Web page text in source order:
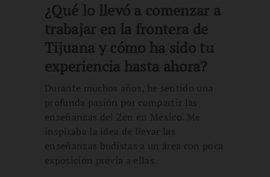
¿Qué lo llevó a comenzar a
trabajar en la frontera de
Tijuana y cómo ha sido tu
experiencia hasta ahora?
Durante muchos años, he sentido una
profunda pasión por compartir las
enseñanzas del Zen en México. Me
inspiraba la idea de llevar las
enseñanzas budistas a un área con poca
exposición previa a ellas.